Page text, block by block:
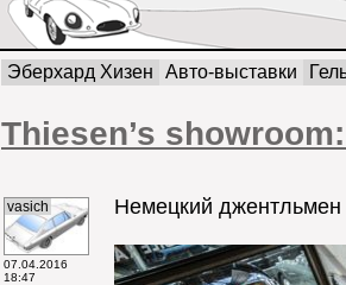
Эберхард Хизен Авто-выставки
Thiesen’s
vasich
07.04.2016
18:47
Немецкий джентльмен